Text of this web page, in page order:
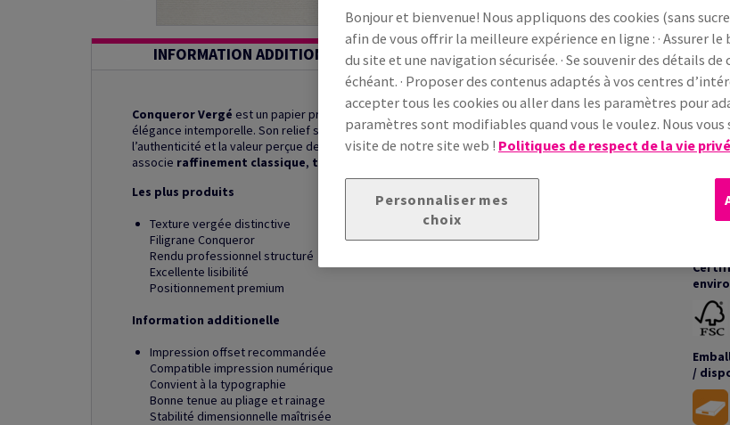
INFORMATION ADDITIONNELLE INFORMATIONS TECHNIQUES
Conqueror Vergé est un papier prestige à structure vergée traditionnelle, reconnu pour son
élégance intemporelle. Son relief subtil et son filigrane Conqueror distinctif renforcent
l’authenticité et la valeur perçue des supports. Adapté à l’impression offset et numérique, il
associe raffinement classique, texture vergée
Les plus produits
Texture vergée distinctive
Filigrane Conqueror
Rendu professionnel structuré
Excellente lisibilité
Positionnement premium
Information additionelle
Impression offset recommandée
Compatible impression numérique
Convient à la typographie
Bonne tenue au pliage et rainage
Stabilité dimensionnelle maîtrisée
/
Bonjour et bienvenue! Nous appliquons des cookies (sans
afin de vous offrir la meilleure expérience en ligne : · Assurer
du site et une navigation sécurisée. · Se souvenir des détails de
échéant. · Proposer des contenus adaptés à vos centres
accepter tous les cookies ou aller dans les paramètres pour
paramètres sont modifiables quand vous le voulez. Nous vous
visite de notre site web ! Politiques de respect de la vie
Personnaliser mes
choix